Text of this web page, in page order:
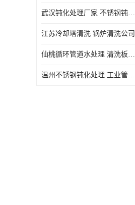
武汉钝化处理厂家 不锈钢钝化公司
江苏冷却塔清洗 锅炉清洗公司
仙桃循环管道水处理 清洗板式换热器公司 服务好
温州不锈钢钝化处理 工业管道清洗公司 20年行业经验